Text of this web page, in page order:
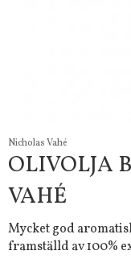
Nicholas Vahé
OLIVOLJA
VAHÉ
Mycket god
framställd av 100%